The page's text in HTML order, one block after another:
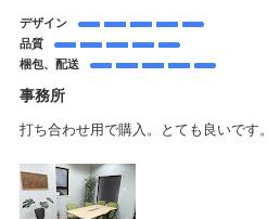
デザイン
品質
梱包、配送
事務所
打ち合わせ用で購入。とても良いです。